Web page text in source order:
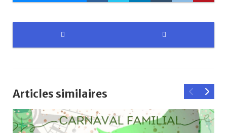
Articles similaires